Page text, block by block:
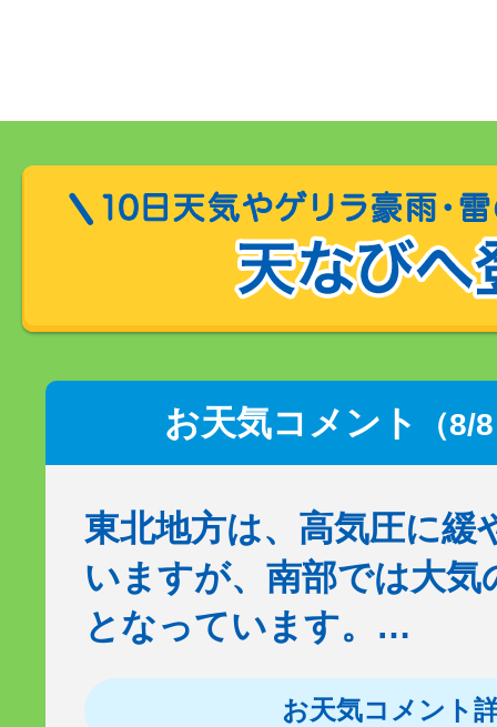
お天気コメント （8/
東北地方は、高気圧に緩
いますが、南部では大気
となっています。…
お天気コメント